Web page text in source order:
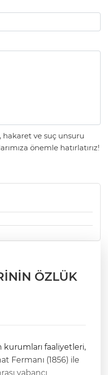
ve suç unsuru
önemle hatırlatırız!
ÖZLÜK
faaliyetleri,
Fermanı (1856) ile
yabancı